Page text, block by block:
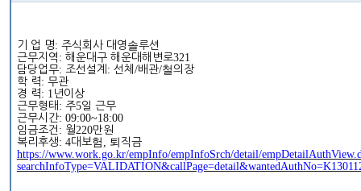
기 업 명: 주식회사 대영솔루션
근무지역 : 해운대구 해운대해변로321
담당업무: 조선설계 : 선체 /배관/철의장
학 력: 무관
경 력: 1 년이상
근무형태 : 주5일 근무
근무시간: 09:00~18:00
임금조건 : 월220만원
복리후생: 4대보험 , 퇴직금
https://www.work.go.kr/empInfo/empInfoSrch/detail/